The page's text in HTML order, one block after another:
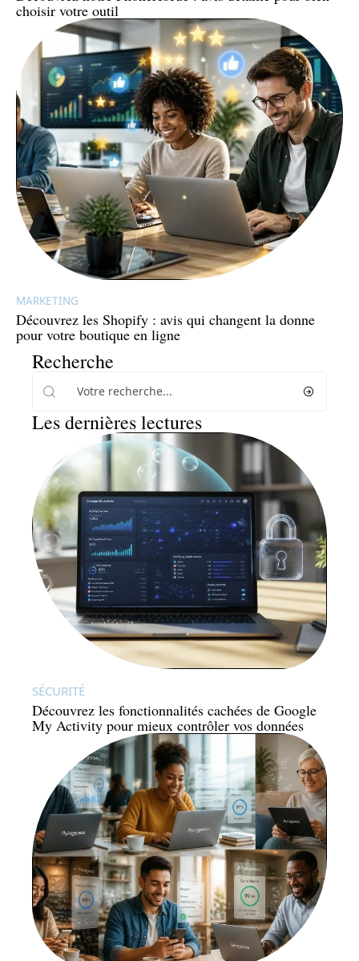
choisir votre outil
MARKETING
Découvrez les Shopify : avis qui changent la donne
pour votre boutique en ligne
Recherche
Les dernières lectures
SÉCURITÉ
Découvrez les fonctionnalités cachées de Google
My Activity pour mieux contrôler vos données